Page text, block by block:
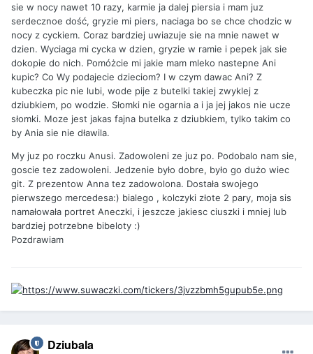
sie w nocy nawet 10 razy, karmie ja dalej piersia i mam juz
serdecznoe dość, gryzie mi piers, naciaga bo se chce chodzic w
nocy z cyckiem. Coraz bardziej uwiazuje sie na mnie nawet w
dzien. Wyciaga mi cycka w dzien, gryzie w ramie i pepek jak sie
dokopie do nich. Pomóżcie mi jakie mam mleko nastepne Ani
kupic? Co Wy podajecie dzieciom? I w czym dawac Ani? Z
kubeczka pic nie lubi, wode pije z butelki takiej zwyklej z
dziubkiem, po wodzie. Słomki nie ogarnia a i ja jej jakos nie ucze
słomki. Moze jest jakas fajna butelka z dziubkiem, tylko takim co
by Ania sie nie dławila.
My juz po roczku Anusi. Zadowoleni ze juz po. Podobalo nam sie,
goscie tez zadowoleni. Jedzenie było dobre, było go dużo wiec
git. Z prezentow Anna tez zadowolona. Dostała swojego
pierwszego mercedesa:) bialego , kolczyki złote 2 pary, moja sis
namałowała portret Aneczki, i jeszcze jakiesc ciuszki i mniej lub
bardziej potrzebne bibeloty :)
Pozdrawiam
Dziubala